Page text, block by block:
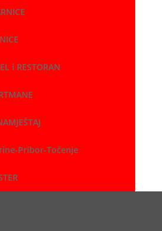
i RESTORAN
Pribor-Točenje